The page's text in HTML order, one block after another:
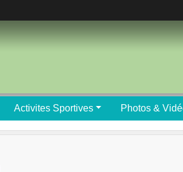
Activites Sportives Photos &